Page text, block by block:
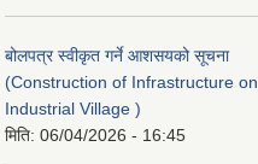
बोलपत्र स्वीकृत गर्ने आशसयको सूचना
(Construction of Infrastructure on
Industrial Village )
मिति: 06/04/2026 - 16:45